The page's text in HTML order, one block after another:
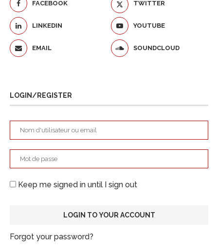
FACEBOOK TWITTER
LINKEDIN YOUTUBE
EMAIL SOUNDCLOUD
LOGIN/REGISTER
Keep me signed in until I sign out
Forgot your password?